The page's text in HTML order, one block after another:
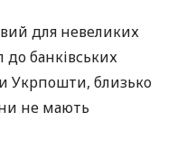
для невеликих
до банківських
Укрпошти, близько
не мають